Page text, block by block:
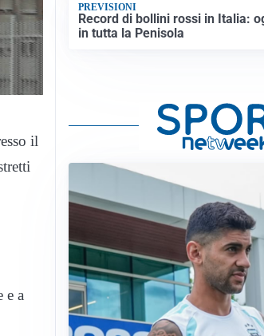
il
e a
PREVISIONI
Record di bollini rossi in Italia:
in tutta la Penisola